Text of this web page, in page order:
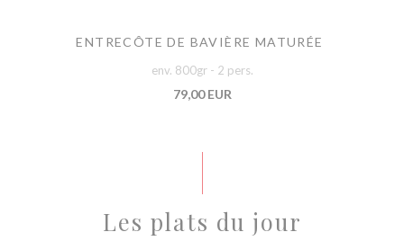
ENTRECÔTE DE BAVIÈRE MATURÉE
env. 800gr - 2 pers.
79,00 EUR
Les plats du jour